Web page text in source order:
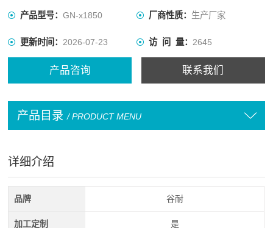
产品型号：GN-x1850 厂商性质： 生产厂家
更新时间：2026-07-23 访 问 量： 2645
产品咨询 联系我们
产品目录 / PRODUCT MENU
详细介绍
品牌 谷耐
加工定制 是